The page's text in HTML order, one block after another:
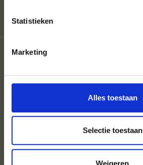
Statistieken
Marketing
Alles toestaan
Selectie toestaan
Weigeren
Sitemap
Cookies
UID: IT00860350214 St.Nr: 82026680213